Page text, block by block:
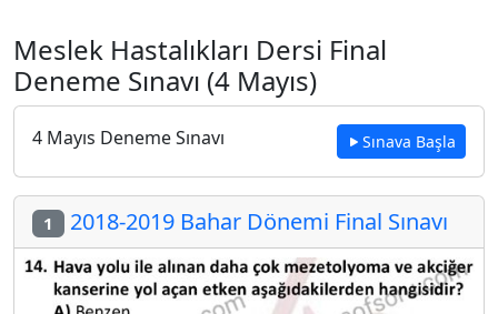
Meslek Hastalıkları Dersi Final
Deneme Sınavı (4 Mayıs)
4 Mayıs Deneme Sınavı Sınava Başla
1 2018-2019 Bahar Dönemi Final Sınavı